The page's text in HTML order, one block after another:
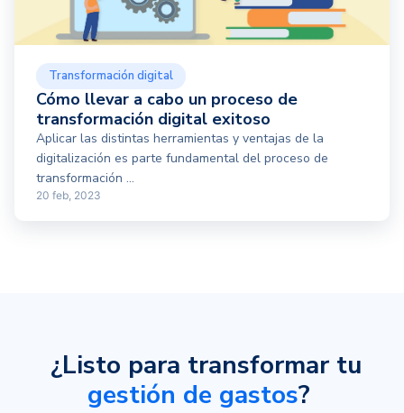
Transformación digital
Cómo llevar a cabo un proceso de
transformación digital exitoso
Aplicar las distintas herramientas y ventajas de la
digitalización es parte fundamental del proceso de
transformación ...
20 feb, 2023
¿Listo para transformar tu
gestión de gastos?